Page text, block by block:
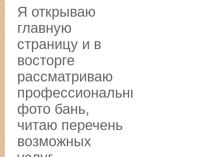
Я открываю
главную
страницу и в
восторге
рассматриваю
профессиональные
фото бань,
читаю перечень
возможных